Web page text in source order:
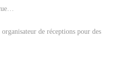
de réceptions pour des